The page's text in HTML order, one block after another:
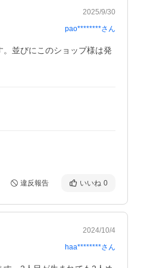
2025/9/30
pao********さん
並びにこのショップ様は発
違反報告 いいね 0
2024/10/4
haa********さん